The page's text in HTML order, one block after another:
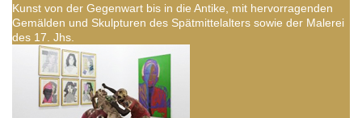
Kunst von der Gegenwart bis in die Antike, mit hervorragenden
Gemälden und Skulpturen des Spätmittelalters sowie der Malerei
des 17. Jhs.